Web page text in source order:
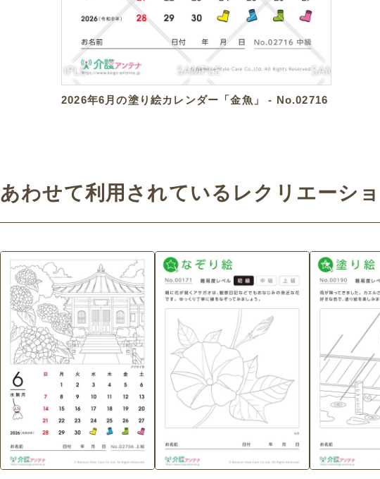
2026年6月の塗り絵カレンダー「金魚」 - No.02716
あわせて利用されているレクリエーシ